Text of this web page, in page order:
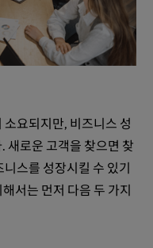
요되지만, 비즈니스 성
새로운 고객을 찾으면 찾
스를 성장시킬 수 있기
서는 먼저 다음 두 가지